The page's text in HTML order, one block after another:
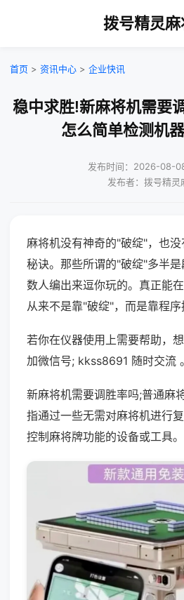
拨号精灵
首页 > 资讯中心 > 企业快讯
稳中求胜!新麻将机需要
怎么简单检测机
发布时间：2026-08-
发布者：拨号精灵
麻将机没有神奇的"破绽"，也
秘诀。那些所谓的"破绽"多半
数人编出来逗你玩的。真正能
从来不是靠"破绽"，而是靠程序
若你在仪器使用上需要帮助，
加微信号; kkss8691 随时交流 。
新麻将机需要调胜率吗;普通麻
指通过一些无需对麻将机进行
控制麻将牌功能的设备或工具。